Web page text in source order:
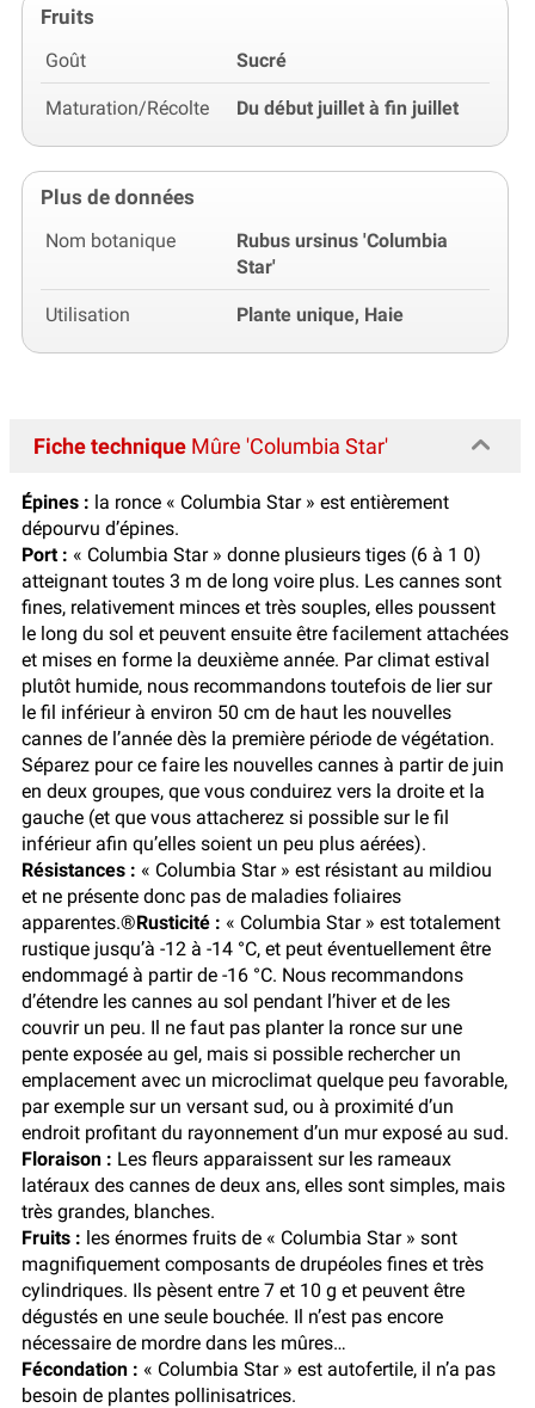
Fruits
Goût Sucré
Maturation/Récolte Du début juillet à fin juillet
Plus de données
Nom botanique
Rubus ursinus 'Columbia
Star'
Utilisation Plante unique, Haie
Fiche technique Mûre 'Columbia Star'
Épines : la ronce « Columbia Star » est entièrement
dépourvu d’épines.
Port : « Columbia Star » donne plusieurs tiges (6 à 1 0)
atteignant toutes 3 m de long voire plus. Les cannes sont
fines, relativement minces et très souples, elles poussent
le long du sol et peuvent ensuite être facilement attachées
et mises en forme la deuxième année. Par climat estival
plutôt humide, nous recommandons toutefois de lier sur
le fil inférieur à environ 50 cm de haut les nouvelles
cannes de l’année dès la première période de végétation.
Séparez pour ce faire les nouvelles cannes à partir de juin
en deux groupes, que vous conduirez vers la droite et la
gauche (et que vous attacherez si possible sur le fil
inférieur afin qu’elles soient un peu plus aérées).
Résistances : « Columbia Star » est résistant au mildiou
et ne présente donc pas de maladies foliaires
apparentes.®Rusticité : « Columbia Star » est totalement
rustique jusqu’à -12 à -14 °C, et peut éventuellement être
endommagé à partir de -16 °C. Nous recommandons
d’étendre les cannes au sol pendant l’hiver et de les
couvrir un peu. Il ne faut pas planter la ronce sur une
pente exposée au gel, mais si possible rechercher un
emplacement avec un microclimat quelque peu favorable,
par exemple sur un versant sud, ou à proximité d’un
endroit profitant du rayonnement d’un mur exposé au sud.
Floraison : Les fleurs apparaissent sur les rameaux
latéraux des cannes de deux ans, elles sont simples, mais
très grandes, blanches.
Fruits : les énormes fruits de « Columbia Star » sont
magnifiquement composants de drupéoles fines et très
cylindriques. Ils pèsent entre 7 et 10 g et peuvent être
dégustés en une seule bouchée. Il n’est pas encore
nécessaire de mordre dans les mûres…
Fécondation : « Columbia Star » est autofertile, il n’a pas
besoin de plantes pollinisatrices.